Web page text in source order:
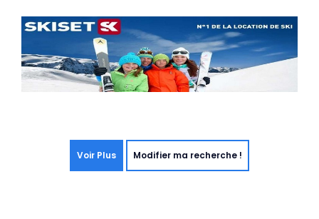
Voir Plus Modifier ma recherche !